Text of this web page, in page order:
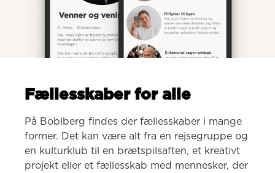
Fællesskaber for alle
På Boblberg findes der fællesskaber i mange
former. Det kan være alt fra en rejsegruppe og
en kulturklub til en brætspilsaften, et kreativt
projekt eller et fællesskab med mennesker, der